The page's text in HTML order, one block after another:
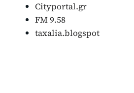
Cityportal.gr
FM 9.58
taxalia.blogspot